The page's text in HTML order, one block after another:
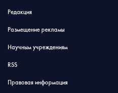
Редакция
Размещение рекламы
Научным учреждениям
RSS
Правовая информация